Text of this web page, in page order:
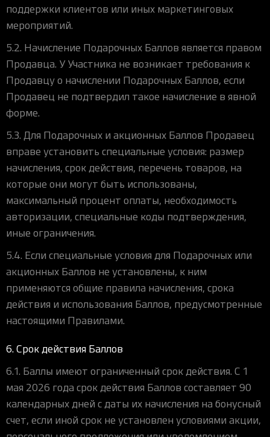
поддержки клиентов или иных маркетинговых
мероприятий.
5.2. Начисление Подарочных Баллов является правом
Продавца. У Участника не возникает требования к
Продавцу о начислении Подарочных Баллов, если
Продавец не подтвердил такое начисление в явной
форме.
5.3. Для Подарочных и акционных Баллов Продавец
вправе установить специальные условия: размер
начисления, срок действия, перечень товаров, на
которые они могут быть использованы,
максимальный процент оплаты, необходимость
авторизации, специальные коды подтверждения,
иные ограничения.
5.4. Если специальные условия для Подарочных или
акционных Баллов не установлены, к ним
применяются общие правила начисления, срока
действия и использования Баллов, предусмотренные
настоящими Правилами.
6. Срок действия Баллов
6.1. Баллы имеют ограниченный срок действия. С 1
мая 2026 года срок действия Баллов составляет 90
календарных дней с даты их начисления на бонусный
счет, если иной срок не установлен условиями акции,